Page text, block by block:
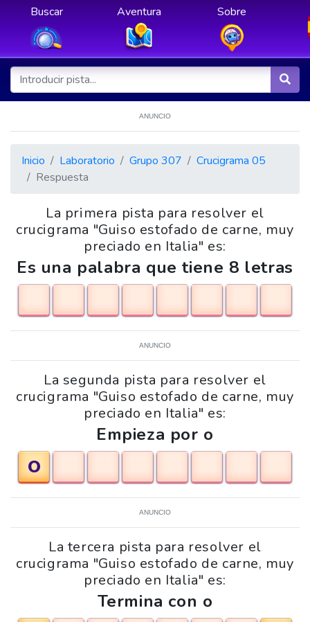
Buscar Aventura Sobre
ANUNCIO
Inicio Laboratorio Grupo 307
Crucigrama 05
Respuesta
La primera pista para resolver el
crucigrama "Guiso estofado de carne, muy
preciado en Italia" es:
Es una palabra que tiene 8 letras
ANUNCIO
La segunda pista para resolver el
crucigrama "Guiso estofado de carne, muy
preciado en Italia" es:
Empieza por o
O
ANUNCIO
La tercera pista para resolver el
crucigrama "Guiso estofado de carne, muy
preciado en Italia" es:
Termina con o